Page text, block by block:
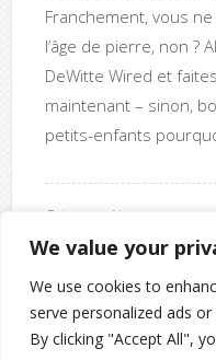
We value your
We use cookies to
serve personalized ads
By clicking "Accept All",
Franchement, vous
l’âge de pierre, non ?
DeWitte Wired et
maintenant – sinon,
petits-enfants
Category : News
0 Share